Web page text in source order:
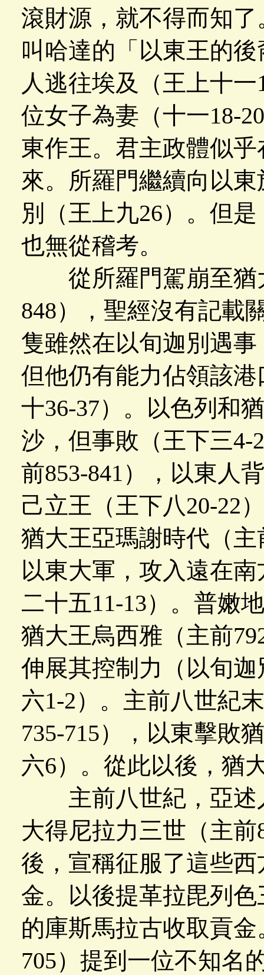
滾財源，就不得而知
叫哈達的「以東王的
人逃往埃及（王上十
位女子為妻（十一18-
東作王。君主政體似
來。所羅門繼續向以
別（王上九26）。但
也無從稽考。
從所羅門駕崩至猶
848），聖經沒有記載
隻雖然在以旬迦別遇
但他仍有能力佔領該
十36-37）。以色列和
沙，但事敗（王下三4-
前853-841），以東人
己立王（王下八20-22
猶大王亞瑪謝時代（主
以東大軍，攻入遠在
二十五11-13）。普嫩
猶大王烏西雅（主前
伸展其控制力（以旬
六1-2）。主前八世紀
735-715），以東擊敗
六6）。從此以後，猶
主前八世紀，亞述
大得尼拉力三世（主前
後，宣稱征服了這些
金。以後提革拉毘列
的庫斯馬拉古收取貢
705）提到一位不知名